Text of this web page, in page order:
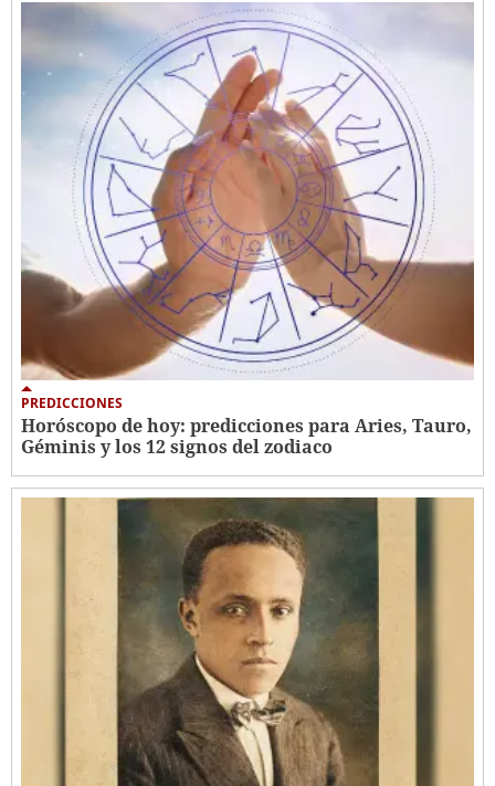
PREDICCIONES
Horóscopo de hoy: predicciones para Aries, Tauro,
Géminis y los 12 signos del zodiaco